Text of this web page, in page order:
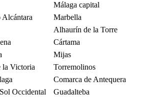
Málaga capital
Alcántara
Marbella
Alhaurín de la Torre
Cártama
Mijas
la Victoria
Torremolinos
Comarca de Antequera
Occidental
Guadalteba